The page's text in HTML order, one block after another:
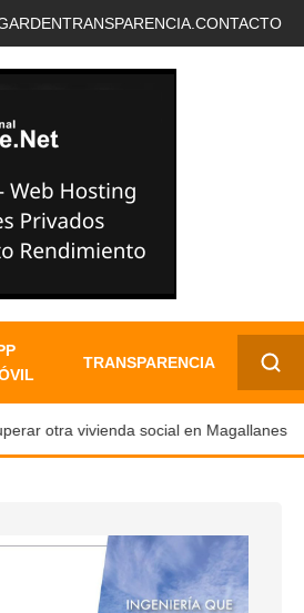
TRANSPARENCIA. CONTACTO
TRANSPARENCIA
✕
otra vivienda social en Magallanes